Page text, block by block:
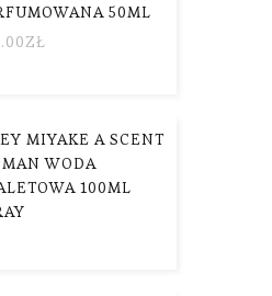
50ML
ZŁ
MIYAKE A SCENT
WODA
100ML